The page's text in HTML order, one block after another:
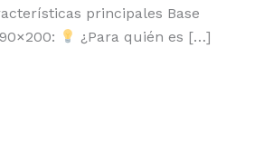
principales Base
¿Para quién es […]